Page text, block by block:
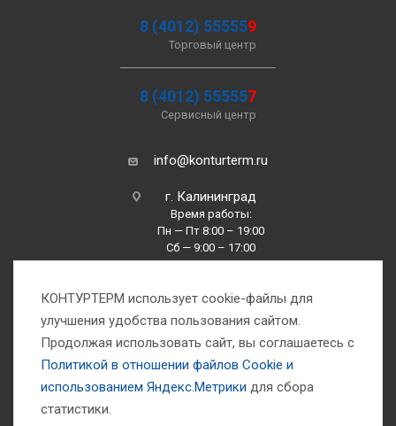
8 (4012) 555559
Торговый центр
8 (4012) 555557
Сервисный центр
info@konturterm.ru
г. Калининград
Время работы:
Пн — Пт 8:00 – 19:00
Сб — 9:00 – 17:00
Вс —10:00 – 16:00
1993-2026 © Компания «Контуртерм» — инженерно-торговый центр
КОНТУРТЕРМ использует cookie-файлы для
улучшения удобства пользования сайтом.
Продолжая использовать сайт, вы соглашаетесь с
Политикой в отношении файлов Сookie и
использованием Яндекс.Метрики для сбора
статистики.